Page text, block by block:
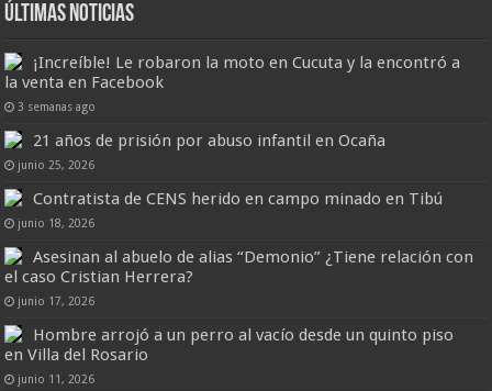
Últimas Noticias
¡Increíble! Le robaron la moto en Cucuta y la encontró a
la venta en Facebook
3 semanas ago
21 años de prisión por abuso infantil en Ocaña
junio 25, 2026
Contratista de CENS herido en campo minado en Tibú
junio 18, 2026
Asesinan al abuelo de alias “Demonio” ¿Tiene relación con
el caso Cristian Herrera?
junio 17, 2026
Hombre arrojó a un perro al vacío desde un quinto piso
en Villa del Rosario
junio 11, 2026